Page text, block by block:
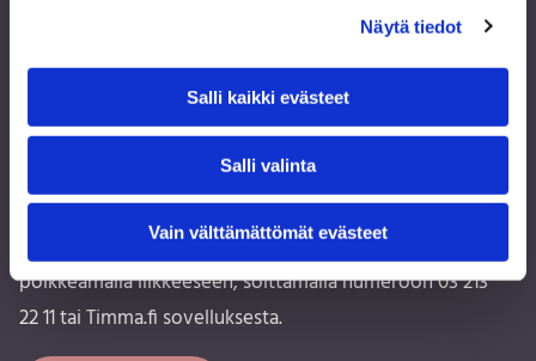
Näytä tiedot
Salli kaikki evästeet
Salli valinta
Vain välttämättömät evästeet
ammattisarjoja mm. Academie ja Ella Bache. Suosituin
meikkisarjamme on laaja ja trendikäs ARTDECO.
Hoitola sijaitsee Tampereen ydinkeskustassa
Hämeenkatu 1 katutasossa loistavien kulkuyhteyksien
varrella. Hoitoihin voit varata helposti ajan
poikkeamalla liikkeeseen, soittamalla numeroon 03 213
22 11 tai Timma.fi sovelluksesta.